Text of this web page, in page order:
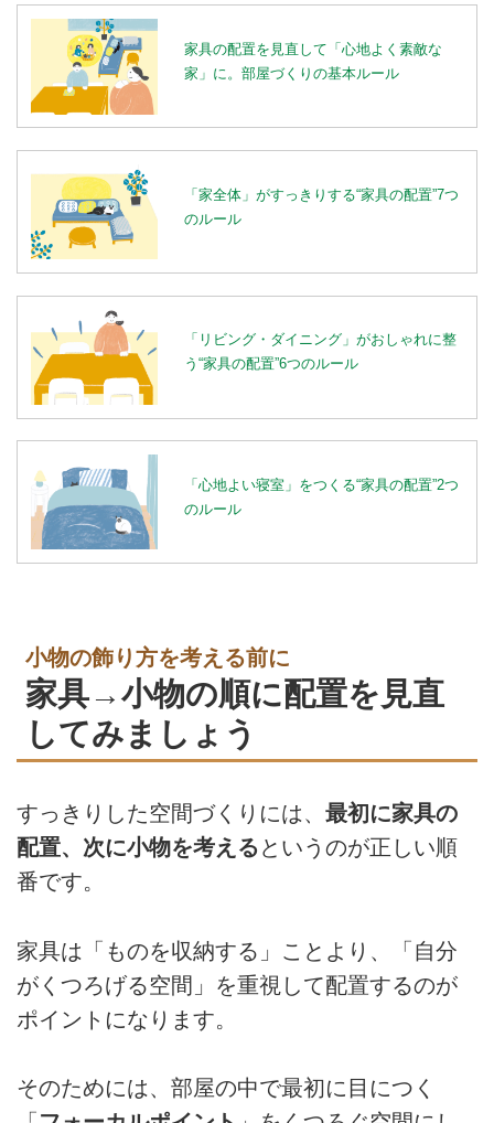
家具の配置を見直して「心地よく素敵な
家」に。部屋づくりの基本ルール
「家全体」がすっきりする“家具の配置”7つ
のルール
「リビング・ダイニング」がおしゃれに整
う“家具の配置”6つのルール
「心地よい寝室」をつくる“家具の配置”2つ
のルール
小物の飾り方を考える前に
家具→小物の順に配置を見直
してみましょう
すっきりした空間づくりには、 最初に家具の
配置、次に小物を考える というのが正しい順
番です。
家具は「ものを収納する」ことより、「自分
がくつろげる空間」を重視して配置するのが
ポイントになります。
そのためには、部屋の中で最初に目につく